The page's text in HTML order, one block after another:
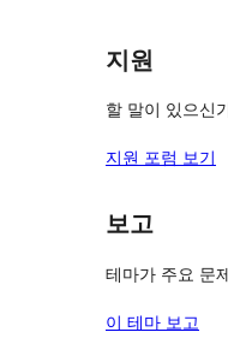
기
지원
할 말이 있으신
지원 포럼 보기
보고
테마가 주요 문
이 테마 보고